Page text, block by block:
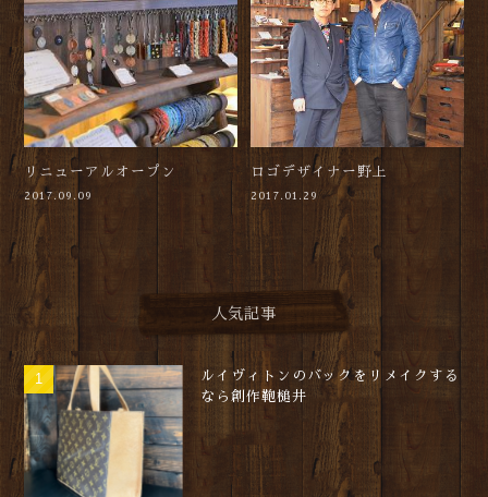
リニューアルオープン
2017.09.09
ロゴデザイナー野上
2017.01.29
人気記事
ルイヴィトンのバックをリメイクする
なら創作鞄槌井